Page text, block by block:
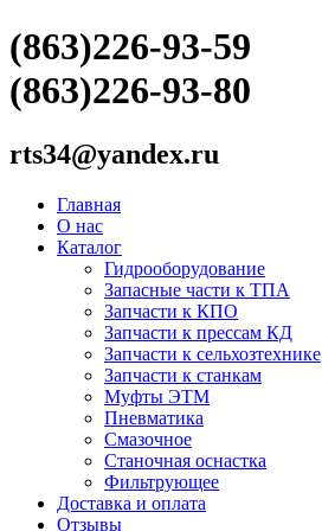
(863)226-93-59
(863)226-93-80
rts34@yandex.ru
Главная
О нас
Каталог
Гидрооборудование
Запасные части к ТПА
Запчасти к КПО
Запчасти к прессам КД
Запчасти к сельхозтехнике
Запчасти к станкам
Муфты ЭТМ
Пневматика
Смазочное
Станочная оснастка
Фильтрующее
Доставка и оплата
Отзывы